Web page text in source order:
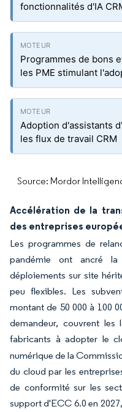
fonctionnalités d'IA
Programmes de bons
les PME stimulant
Adoption d'assistants
les flux de travail CRM
Source: Mordor
Accélération de la
des entreprises
Les programmes de
pandémie ont ancré
déploiements sur site
peu flexibles. Les
montant de 50 000 à 100
demandeur, couvrent
fabricants à adopter le
numérique de la
du cloud par les
de conformité sur les
support d'ECC 6.0 en